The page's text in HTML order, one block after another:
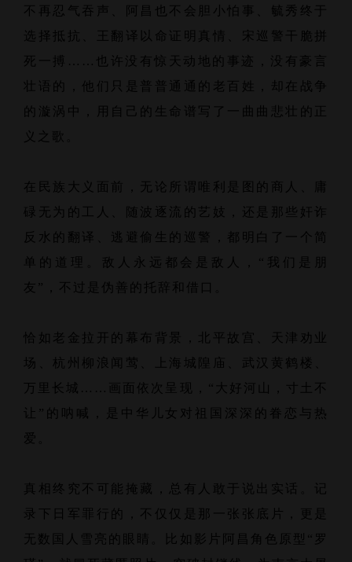
不再忍气吞声、阿昌也不会胆小怕事、毓秀终于
选择抵抗、王翻译以命证明真情、宋巡警干脆拼
死一搏……也许没有惊天动地的事迹，没有豪言
壮语的，他们只是普普通通的老百姓，却在战争
的漩涡中，用自己的生命谱写了一曲曲悲壮的正
义之歌。
在民族大义面前，无论所谓唯利是图的商人、庸
碌无为的工人、随波逐流的艺妓，还是那些奸诈
反水的翻译、逃避偷生的巡警，都明白了一个简
单的道理。敌人永远都会是敌人，“我们是朋
友”，不过是伪善的托辞和借口。
恰如老金拉开的幕布背景，北平故宫、天津劝业
场、杭州柳浪闻莺、上海城隍庙、武汉黄鹤楼、
万里长城……画面依次呈现，“大好河山，寸土不
让”的呐喊，是中华儿女对祖国深深的眷恋与热
爱。
真相终究不可能掩藏，总有人敢于说出实话。记
录下日军罪行的，不仅仅是那一张张底片，更是
无数国人雪亮的眼睛。比如影片阿昌角色原型“罗